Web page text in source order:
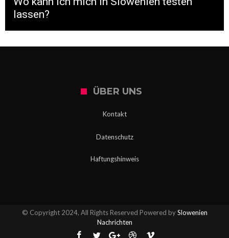
lassen?
ÜBER UNS
Kontakt
Datenschutz
Haftungshinweis
© Copyright 2024, All Rights Reserved Powered bySlowenien
Nachrichten